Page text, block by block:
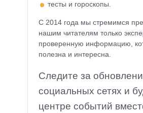
тесты и гороскопы.
С 2014 года мы стремимся
нашим читателям только
проверенную информацию,
полезна и интересна.
Следите за
социальных сетях и
центре событий